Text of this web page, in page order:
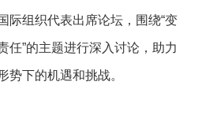
际组织代表出席论坛，围绕“变
任”的主题进行深入讨论，助力
势下的机遇和挑战。